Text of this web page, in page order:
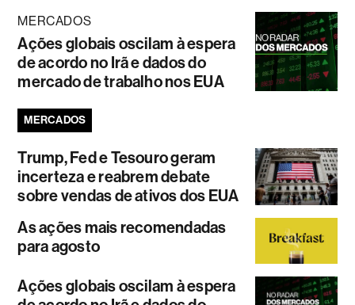
MERCADOS
Ações globais oscilam à espera
de acordo no Irã e dados do
mercado de trabalho nos EUA
MERCADOS
Trump, Fed e Tesouro geram
incerteza e reabrem debate
sobre vendas de ativos dos EUA
As ações mais recomendadas
para agosto
Ações globais oscilam à espera